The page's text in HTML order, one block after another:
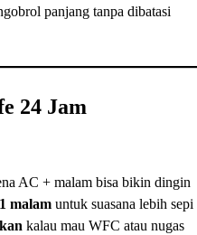
panjang tanpa dibatasi
24 Jam
AC + malam bisa bikin dingin
malam untuk suasana lebih sepi
kalau mau WFC atau nugas